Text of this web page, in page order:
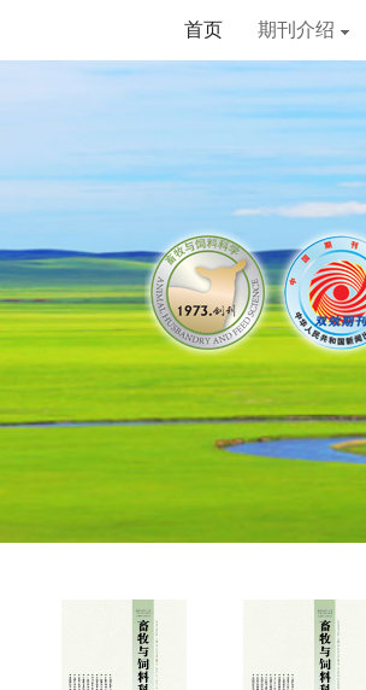
首页 期刊介绍